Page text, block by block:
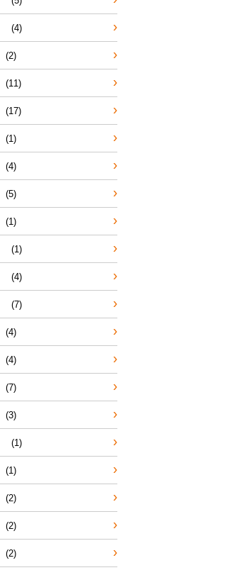
(4)
(2)
(11)
(17)
(1)
(4)
(5)
(1)
(1)
(4)
(7)
(4)
(4)
(7)
(3)
(1)
(1)
(2)
(2)
(2)